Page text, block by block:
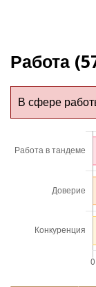
Работа
В сфере